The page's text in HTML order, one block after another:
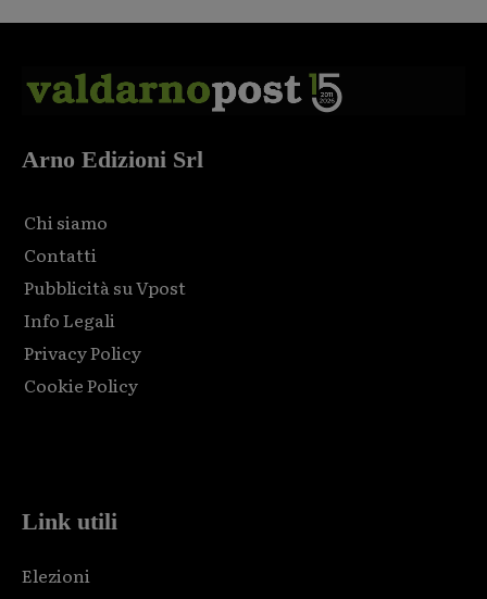
Arno Edizioni Srl
Chi siamo
Contatti
Pubblicità su Vpost
Info Legali
Privacy Policy
Cookie Policy
Link utili
Elezioni